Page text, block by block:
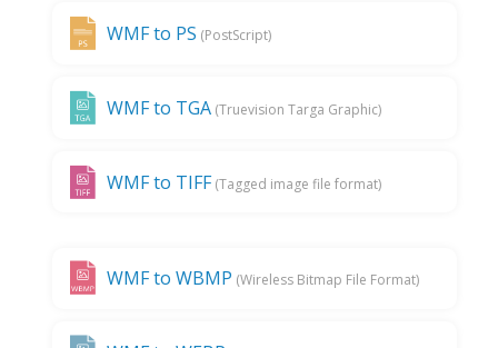
WMF to PS (PostScript)
WMF to TGA (Truevision Targa Graphic)
WMF to TIFF (Tagged image file format)
WMF to WBMP (Wireless Bitmap File Format)